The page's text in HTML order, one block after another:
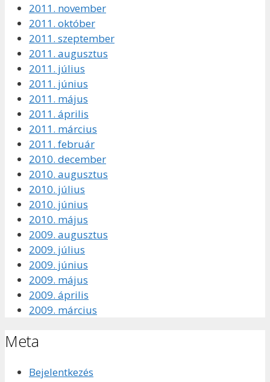
2011. november
2011. október
2011. szeptember
2011. augusztus
2011. július
2011. június
2011. május
2011. április
2011. március
2011. február
2010. december
2010. augusztus
2010. július
2010. június
2010. május
2009. augusztus
2009. július
2009. június
2009. május
2009. április
2009. március
Meta
Bejelentkezés